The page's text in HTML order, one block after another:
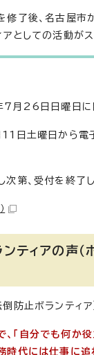
修了後、名古屋市
としての活動がス
月26日日曜日に
日土曜日から電
第、受付を終了し
ティアの声（
防止ボランティア
「自分でも何か
時代には仕事に